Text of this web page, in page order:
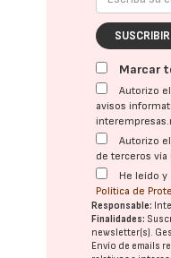
Marcar
Autorizo
avisos
Autorizo
de terceros
He leído
Política de
Responsable:
Finalidades:
newsletter(s).
Envío de emails